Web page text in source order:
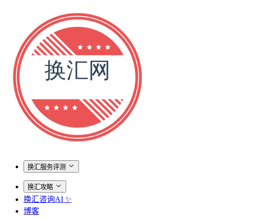
换汇服务评测
换汇攻略
换汇咨询AI ✨
博客